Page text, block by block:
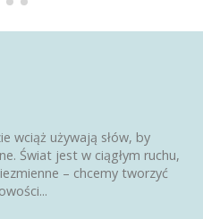
wciąż używają słów, by
Świat jest w ciągłym ruchu,
– chcemy tworzyć